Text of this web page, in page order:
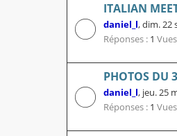
ITALIAN
daniel_l,dim. 22
Réponses : 1
PHOTOS DU
daniel_l, jeu. 25
Réponses : 1